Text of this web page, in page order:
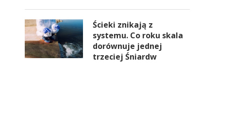
Ścieki znikają z
systemu. Co roku skala
dorównuje jednej
trzeciej Śniardw